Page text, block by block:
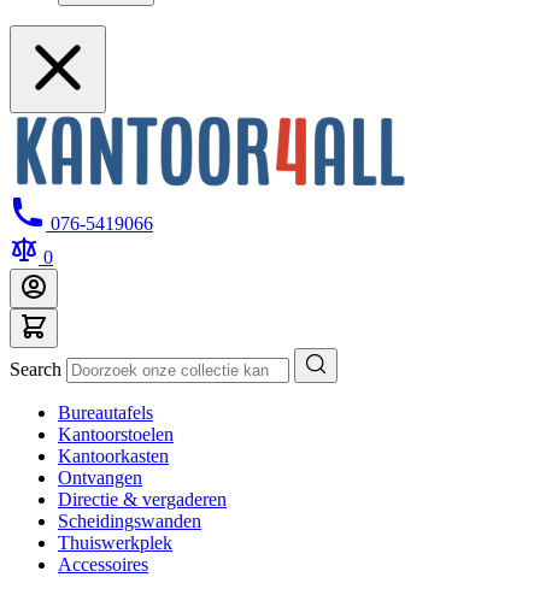
076-5419066
0
Search
Bureautafels
Kantoorstoelen
Kantoorkasten
Ontvangen
Directie & vergaderen
Scheidingswanden
Thuiswerkplek
Accessoires